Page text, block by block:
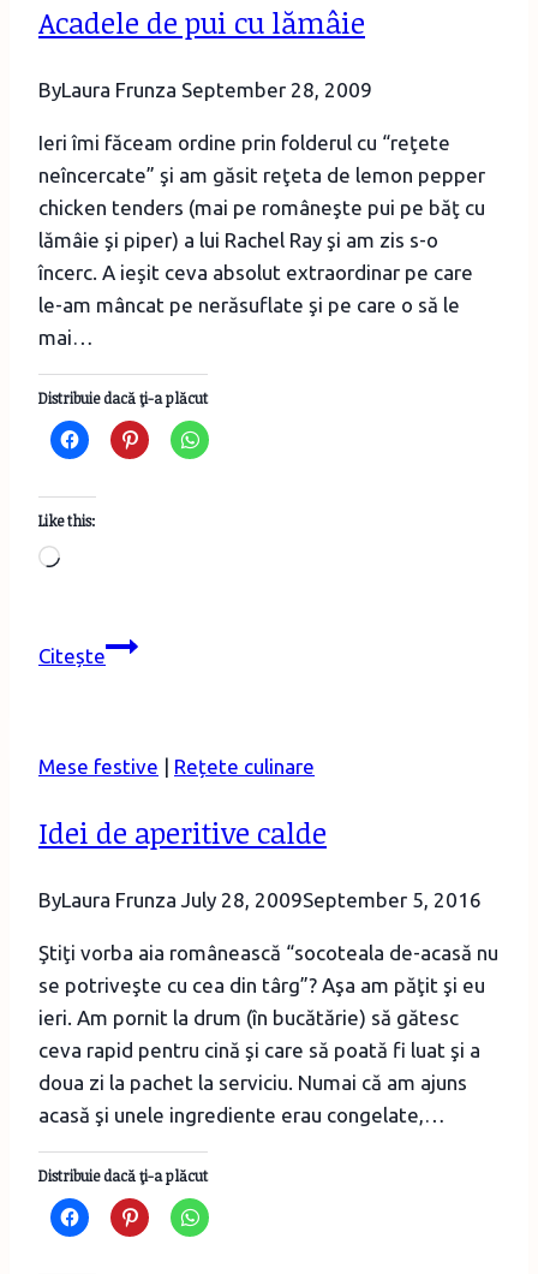
Acadele de pui cu lămâie
ByLaura Frunza September 28, 2009
Ieri îmi făceam ordine prin folderul cu “reţete
neîncercate” şi am găsit reţeta de lemon pepper
chicken tenders (mai pe româneşte pui pe băţ cu
lămâie şi piper) a lui Rachel Ray şi am zis s-o
încerc. A ieşit ceva absolut extraordinar pe care
le-am mâncat pe nerăsuflate şi pe care o să le
mai…
Distribuie dacă ţi-a plăcut
Like this:
Loading…
CiteșteAcadele
lămâie
Mese festive | Rețete culinare
Idei de aperitive calde
ByLaura Frunza July 28, 2009September 5, 2016
Ştiţi vorba aia românească “socoteala de-acasă nu
se potriveşte cu cea din târg”? Aşa am păţit şi eu
ieri. Am pornit la drum (în bucătărie) să gătesc
ceva rapid pentru cină şi care să poată fi luat şi a
doua zi la pachet la serviciu. Numai că am ajuns
acasă şi unele ingrediente erau congelate,…
Distribuie dacă ţi-a plăcut